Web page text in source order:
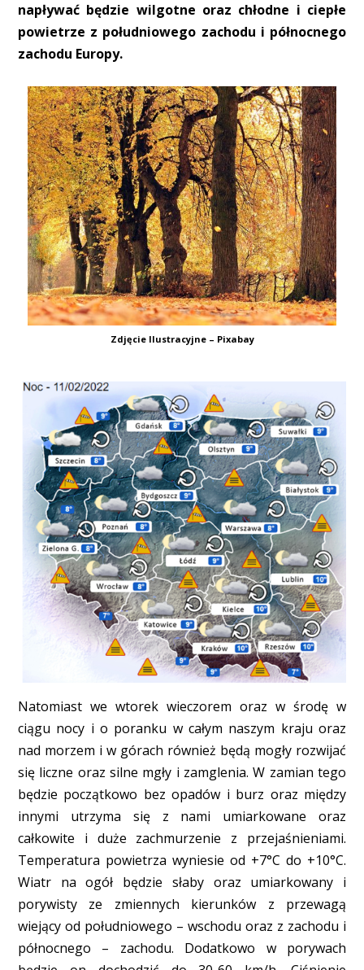
napływać będzie wilgotne oraz chłodne i ciepłe
powietrze z południowego zachodu i północnego
zachodu Europy.
Zdjęcie Ilustracyjne – Pixabay
Natomiast we wtorek wieczorem oraz w środę w
ciągu nocy i o poranku w całym naszym kraju oraz
nad morzem i w górach również będą mogły rozwijać
się liczne oraz silne mgły i zamglenia. W zamian tego
będzie początkowo bez opadów i burz oraz między
innymi utrzyma się z nami umiarkowane oraz
całkowite i duże zachmurzenie z przejaśnieniami.
Temperatura powietrza wyniesie od +7°C do +10°C.
Wiatr na ogół będzie słaby oraz umiarkowany i
porywisty ze zmiennych kierunków z przewagą
wiejący od południowego – wschodu oraz z zachodu i
północnego – zachodu. Dodatkowo w porywach